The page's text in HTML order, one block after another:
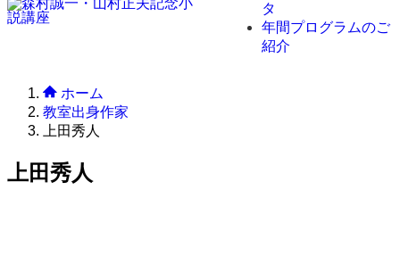
タ
年間プログラムのご
紹介
ホーム
教室出身作家
上田秀人
上田秀人